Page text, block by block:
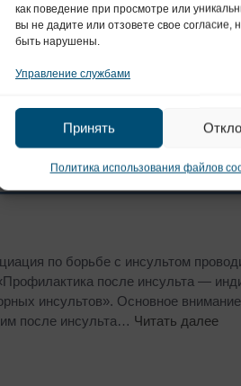
как поведение при просмотре или
вы не дадите или отзовете свое
быть нарушены.
Управление службами
Принять
Политика использования файлов
по борьбе с инсультом
после инсульта —
инсультов». Основное
после инсульта… Читать далее